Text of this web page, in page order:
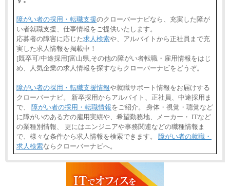
障がい者の採用・転職支援のクローバーナビなら、充実した障が
い者就職支援、仕事情報をご提供いたします。
応募者の障害に応じた求人検索や、アルバイトから正社員まで充
実した求人情報を掲載中！
[既卒可/中途採用]富山県,その他の障がい者転職・雇用情報をはじ
め、人気企業の求人情報を探すならクローバーナビをどうぞ。
障がい者の採用・転職支援情報や就職サポート情報をお届けする
クローバーナビ。 新卒採用からアルバイト、正社員、中途採用ま
で、 障がい者の採用・転職情報をご紹介。 身体・視覚・聴覚など
に障がいのある方の雇用実績や、希望勤務地、メーカー・ ITなど
の業種別情報、 更にはエンジニアや事務関連などの職種情報ま
で、様々な条件から求人情報を検索できます。 障がい者の就職・
求人検索ならクローバーナビへ。